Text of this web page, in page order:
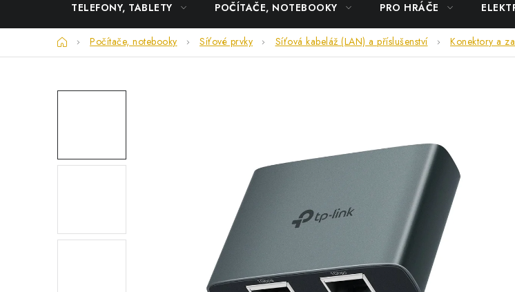
TELEFONY, TABLETY POČÍTAČE, NOTEBOOKY PRO HRÁČE
DomůPočítače, notebooky Síťové prvky Síťová kabeláž (LAN) a příslušenství Konektory a